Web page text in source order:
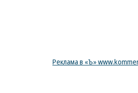
Реклама в «Ъ»